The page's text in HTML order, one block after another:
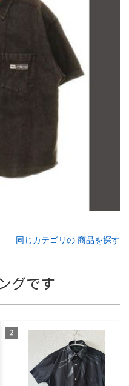
同じカテゴリの 商品を探す
グです